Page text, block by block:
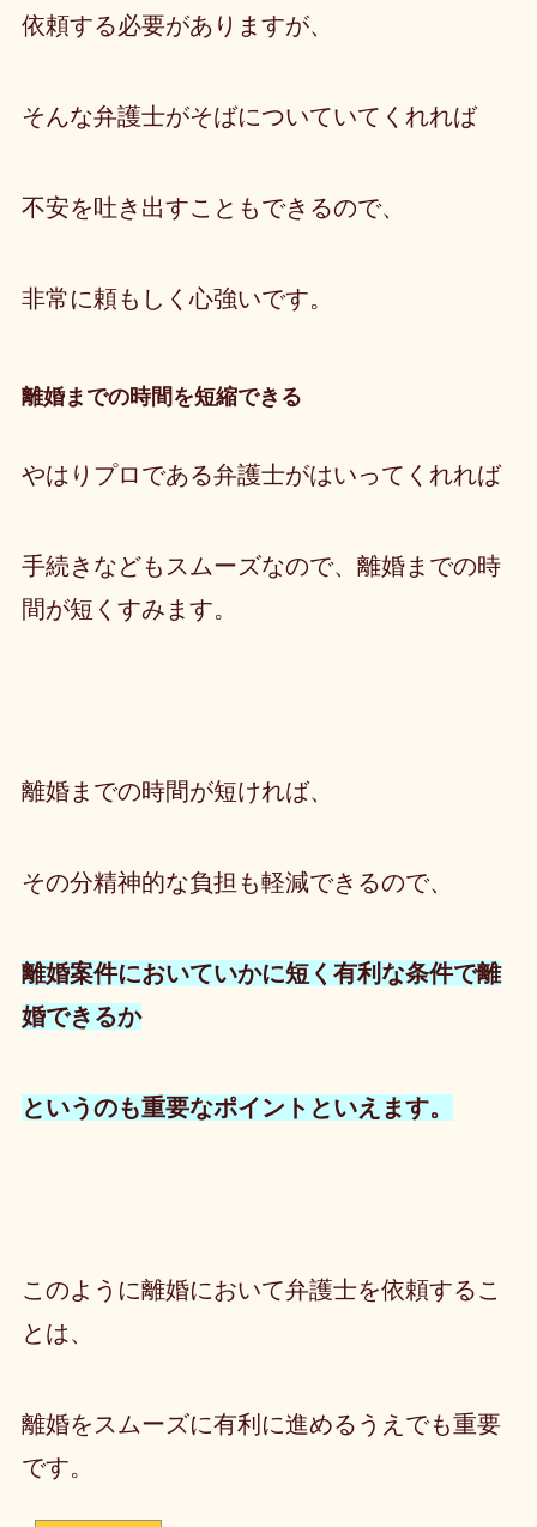
依頼する必要がありますが、
そんな弁護士がそばについていてくれれば
不安を吐き出すこともできるので、
非常に頼もしく心強いです。
離婚までの時間を短縮できる
やはりプロである弁護士がはいってくれれば
手続きなどもスムーズなので、離婚までの時
間が短くすみます。
離婚までの時間が短ければ、
その分精神的な負担も軽減できるので、
離婚案件においていかに短く有利な条件で離
婚できるか
というのも重要なポイントといえます。
このように離婚において弁護士を依頼するこ
とは、
離婚をスムーズに有利に進めるうえでも重要
です。